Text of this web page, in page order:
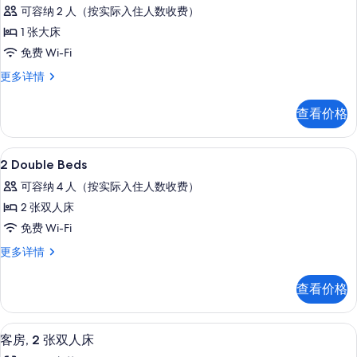
1
Queen
Bed
的
照
片
可容纳 2 人（按实际入住人数收费）
1 张大床
免费 Wi-Fi
更多详情
1
多
信
息
查看价格
显
示
2
Double
Beds
的
照
片
埃及棉床单、高档床上用品、羽绒被
5
2 Double Beds
可容纳 4 人（按实际入住人数收费）
2 张双人床
免费 Wi-Fi
更多详情
2
多
信
息
查看价格
显
示
客房, 2 张双人床 | 埃及棉床单、高档
3
客房, 2 张双人床